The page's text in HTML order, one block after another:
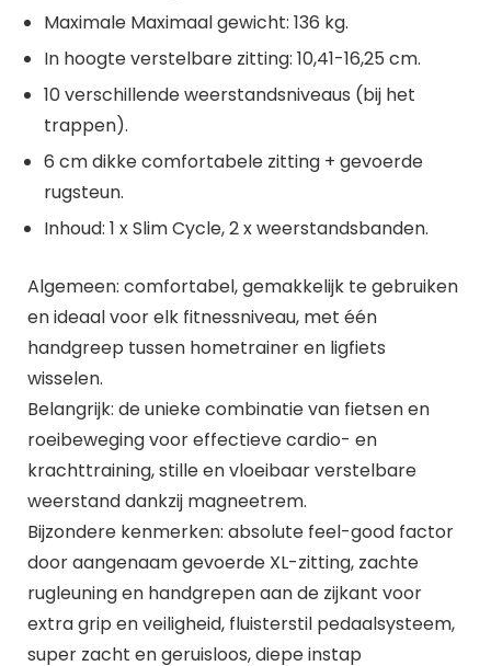
Maximale Maximaal gewicht: 136 kg.
In hoogte verstelbare zitting: 10,41-16,25 cm.
10 verschillende weerstandsniveaus (bij het
trappen).
6 cm dikke comfortabele zitting + gevoerde
rugsteun.
Inhoud: 1 x Slim Cycle, 2 x weerstandsbanden.
Algemeen: comfortabel, gemakkelijk te gebruiken
en ideaal voor elk fitnessniveau, met één
handgreep tussen hometrainer en ligfiets
wisselen.
Belangrijk: de unieke combinatie van fietsen en
roeibeweging voor effectieve cardio- en
krachttraining, stille en vloeibaar verstelbare
weerstand dankzij magneetrem.
Bijzondere kenmerken: absolute feel-good factor
door aangenaam gevoerde XL-zitting, zachte
rugleuning en handgrepen aan de zijkant voor
extra grip en veiligheid, fluisterstil pedaalsysteem,
super zacht en geruisloos, diepe instap